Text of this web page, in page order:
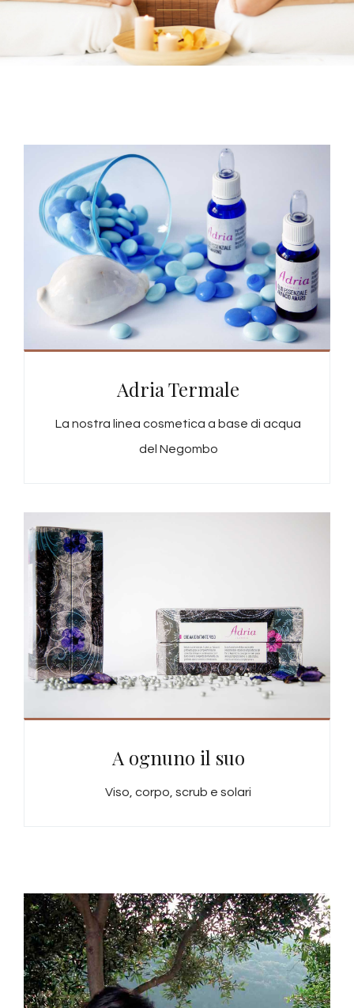
Adria Termale
La nostra linea cosmetica a base di acqua
del Negombo
A ognuno il suo
Viso, corpo, scrub e solari